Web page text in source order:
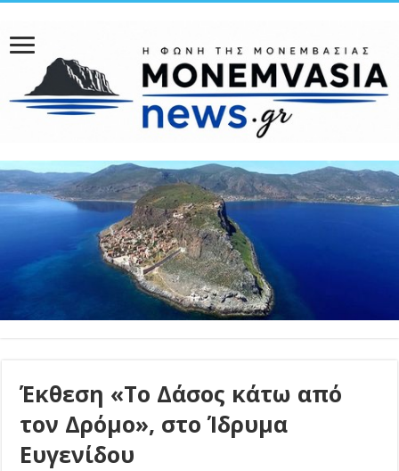
Έκθεση «Το Δάσος κάτω από
τον Δρόμο», στο Ίδρυμα
Ευγενίδου